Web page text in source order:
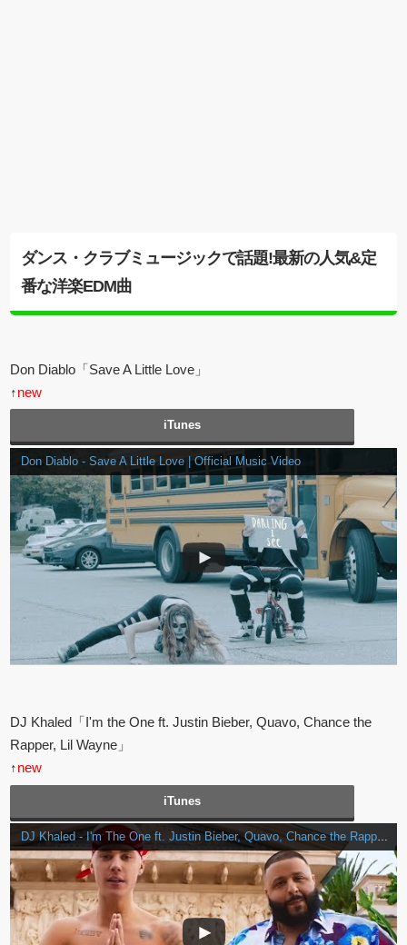
ダンス・クラブミュージックで話題!最新の人気&定
番な洋楽EDM曲
Don Diablo「Save A Little Love」
↑new
iTunes
Don Diablo - Save A Little Love | Official Music Video
DJ Khaled「I'm the One ft. Justin Bieber, Quavo, Chance the
Rapper, Lil Wayne」
↑new
iTunes
DJ Khaled - I'm The One ft. Justin Bieber, Quavo, Chance the Rapper, Lil Wayne